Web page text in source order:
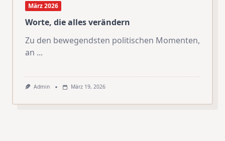
März 2026
Worte, die alles verändern
Zu den bewegendsten politischen Momenten,
an ...
Admin März 19, 2026